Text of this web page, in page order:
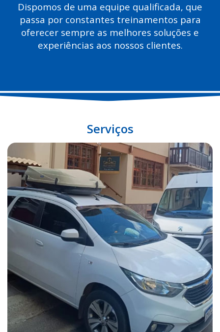
Dispomos de uma equipe qualificada, que
passa por constantes treinamentos para
oferecer sempre as melhores soluções e
experiências aos nossos clientes.
Serviços